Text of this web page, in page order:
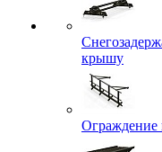
крышу
Ограждение